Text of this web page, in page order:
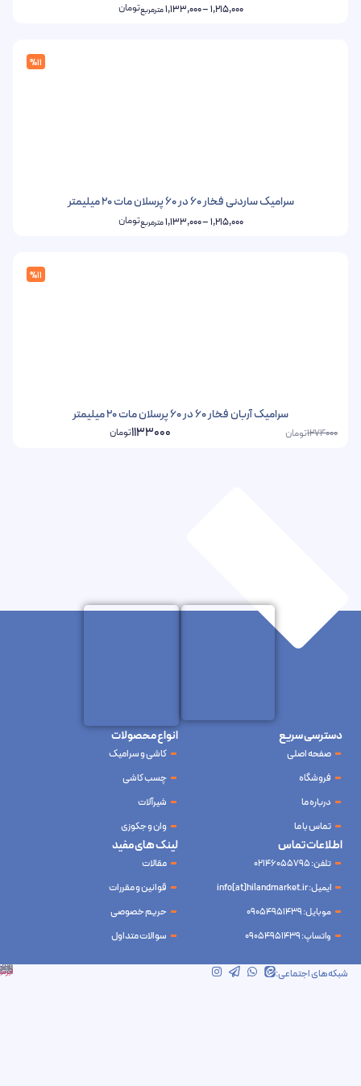
1,215,000
–
1,133,000مترمربعتومان
%11
سرامیک ساردنی فخار 60 در 60 پرسلان مات 20 میلیمتر
1,215,000
–
1,133,000مترمربعتومان
%11
سرامیک آربان فخار 60 در 60 پرسلان مات 20 میلیمتر
1274000تومان 1133000تومان
شبکه‌های اجتماعی: شرکت آینده نوین سام آسیا – طراحی و سئو
ابرسرور
دسترسی سریع
صفحه اصلی
فروشگاه
درباره ما
تماس با ما
انواع محصولات
کاشی و سرامیک
چسب کاشی
شیرآلات
وان و جکوزی
لینک های مفید
مقالات
قوانین و مقررات
حریم خصوصی
سوالات متداول
اطلاعات تماس
تلفن: 02146055795
ایمیل: info[at]hilandmarket.ir
موبایل: 09054951439
واتساپ: 09054951439